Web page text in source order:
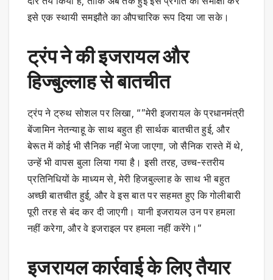
इसे एक स्थायी समझौते का औपचारिक रूप दिया जा सके।
ट्रंप ने की इजरायल और
हिज्बुल्लाह से बातचीत
ट्रंप ने ट्रुथ सोशल पर लिखा, “”मेरी इजरायल के प्रधानमंत्री
बेंजामिन नेतन्याहू के साथ बहुत ही सार्थक बातचीत हुई, और
बेरूत में कोई भी सैनिक नहीं भेजा जाएगा, जो सैनिक रास्ते में थे,
उन्हें भी वापस बुला लिया गया है। इसी तरह, उच्च-स्तरीय
प्रतिनिधियों के माध्यम से, मेरी हिजबुल्लाह के साथ भी बहुत
अच्छी बातचीत हुई, और वे इस बात पर सहमत हुए कि गोलीबारी
पूरी तरह से बंद कर दी जाएगी। यानी इजरायल उन पर हमला
नहीं करेगा, और वे इजराइल पर हमला नहीं करेंगे।”
इजरायल कार्रवाई के लिए तैयार